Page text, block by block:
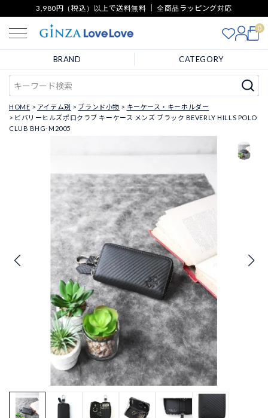
3,980円（税込）以上で送料無料 ｜ 全商品ラッピング対応
0
BRAND CATEGORY
HOME アイテム別 ブランド小物
キーケース・キーホルダー
ビバリーヒルズポロクラブ キーケース メンズ ブラック BEVERLY HILLS POLO
CLUB BHG-M2005